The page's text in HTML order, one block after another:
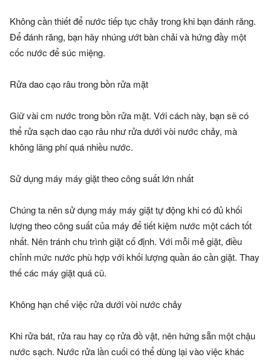
Không cần thiết để nước tiếp tục chảy trong khi bạn đánh răng.
Để đánh răng, bạn hãy nhúng ướt bàn chải và hứng đầy một
cốc nước để súc miệng.
Rửa dao cạo râu trong bồn rửa mặt
Giữ vài cm nước trong bồn rửa mặt. Với cách này, bạn sẽ có
thể rửa sạch dao cạo râu như rửa dưới vòi nước chảy, mà
không lãng phí quá nhiều nước.
Sử dụng máy máy giặt theo công suất lớn nhất
Chúng ta nên sử dụng máy máy giặt tự động khi có đủ khối
lượng theo công suất của máy để tiết kiệm nước một cách tốt
nhất. Nên tránh chu trình giặt cố định. Với mỗi mẻ giặt, điều
chỉnh mức nước phù hợp với khối lượng quần áo cần giặt. Thay
thế các máy giặt quá cũ.
Không hạn chế việc rửa dưới vòi nước chảy
Khi rửa bát, rửa rau hay cọ rửa đồ vật, nên hứng sẵn một chậu
nước sạch. Nước rửa lần cuối có thể dùng lại vào việc khác